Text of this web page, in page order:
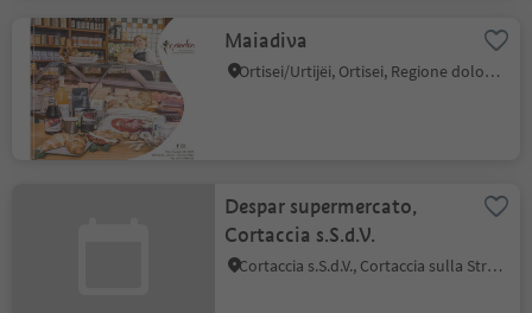
Maiadiva
Ortisei/Urtijëi, Ortisei, Regione dolomitica Val Gardena
Despar supermercato,
Cortaccia s.S.d.V.
Cortaccia s.S.d.V., Cortaccia sulla Strada del Vino, Strada del Vino